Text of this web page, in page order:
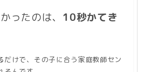
ったのは、 10秒かてき
だけで、その子に合う家庭教師セン